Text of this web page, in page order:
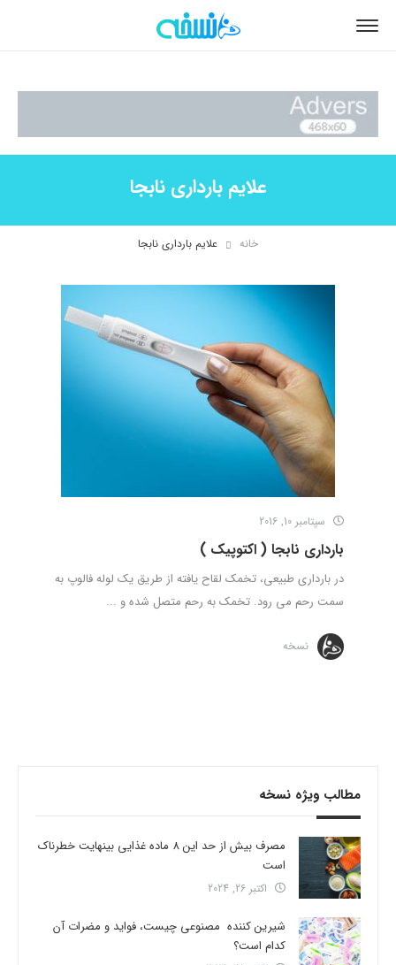
علایم بارداری نابجا
خانه علایم بارداری نابجا
سپتامبر 10, 2016
بارداری نابجا ( اکتوپیک )
در بارداری طبیعی، تخمک لقاح یافته از طریق یک لوله فالوپ به
سمت رحم می رود. تخمک به رحم متصل شده و ...
نسخه
مطالب ویژه نسخه
مصرف بیش از حد این 8 ماده غذایی بینهایت خطرناک
است
اکتبر 26, 2024
شیرین کننده مصنوعی چیست، فواید و مضرات آن
کدام است؟